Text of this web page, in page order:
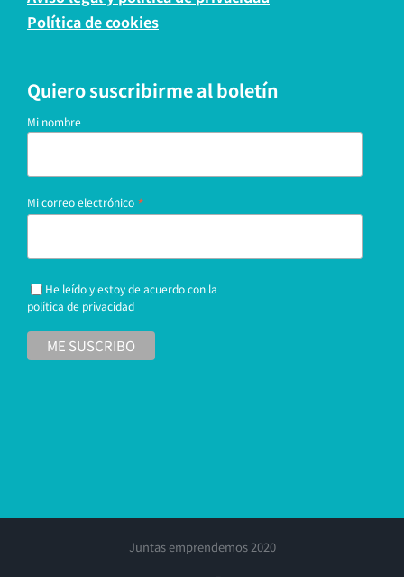
Política de cookies
Quiero suscribirme al boletín
Mi nombre
Mi correo electrónico *
He leído y estoy de acuerdo con la
política de privacidad
Juntas emprendemos 2020